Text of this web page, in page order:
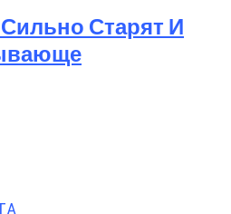
Старят И